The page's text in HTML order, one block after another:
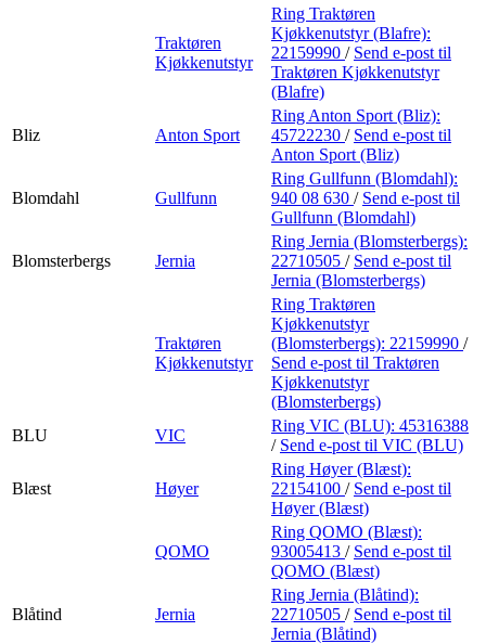
Traktøren
Kjøkkenutstyr
Ring Traktøren
Kjøkkenutstyr (Blafre):
22159990 / Send e-post til
Traktøren Kjøkkenutstyr
(Blafre)
Bliz Anton Sport
Ring Anton Sport (Bliz):
45722230 / Send e-post til
Anton Sport (Bliz)
Blomdahl Gullfunn
Ring Gullfunn (Blomdahl):
940 08 630 / Send e-post til
Gullfunn (Blomdahl)
Blomsterbergs Jernia
Ring Jernia (Blomsterbergs):
22710505 / Send e-post til
Jernia (Blomsterbergs)
Traktøren
Kjøkkenutstyr
Ring Traktøren
Kjøkkenutstyr
(Blomsterbergs): 22159990 /
Send e-post til Traktøren
Kjøkkenutstyr
(Blomsterbergs)
BLU
VIC
Ring VIC (BLU): 45316388
/ Send e-post til VIC (BLU)
Blæst Høyer
Ring Høyer (Blæst):
22154100 / Send e-post til
Høyer (Blæst)
QOMO
Ring QOMO (Blæst):
93005413 / Send e-post til
QOMO (Blæst)
Blåtind Jernia
Ring Jernia (Blåtind):
22710505 / Send e-post til
Jernia (Blåtind)